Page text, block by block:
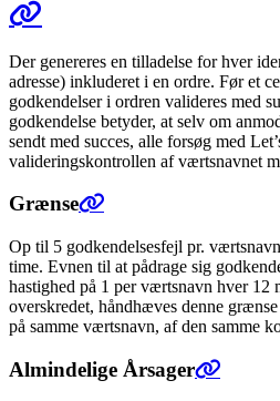
Der genereres en tilladelse for hver
adresse) inkluderet i en ordre. Før et
godkendelser i ordren valideres med
godkendelse betyder, at selv om
sendt med succes, alle forsøg med
valideringskontrollen af værtsnavnet
Grænse
Op til 5 godkendelsesfejl pr.
time. Evnen til at pådrage sig
hastighed på 1 per værtsnavn hver 12
overskredet, håndhæves denne
på samme værtsnavn, af den samme
Almindelige Årsager